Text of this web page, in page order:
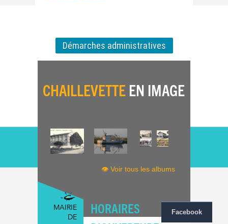
Démarches administratives
CHAILLEVETTE EN IMAGE
👁 Voir tous les albums
MAIRIE
DE
HORAIRES
Facebook